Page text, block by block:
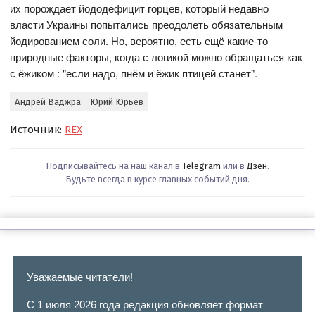
их порождает йододефицит горцев, который недавно
власти Украины попытались преодолеть обязательным
йодированием соли. Но, вероятно, есть ещё какие-то
природные факторы, когда с логикой можно обращаться как
с ёжиком : "если надо, пнём и ёжик птицей станет".
Андрей Ваджра Юрий Юрьев
Источник: REX
Подписывайтесь на наш канал в Telegram или в Дзен.
Будьте всегда в курсе главных событий дня.
Уважаемые читатели!
С 1 июля 2026 года редакция обновляет формат